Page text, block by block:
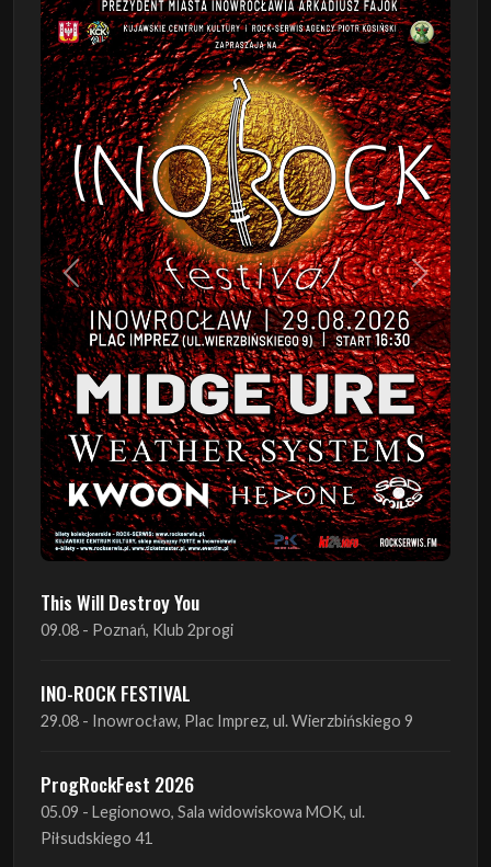
Poprzedni Następny
This Will Destroy You
09.08 - Poznań, Klub 2progi
INO-ROCK FESTIVAL
29.08 - Inowrocław, Plac Imprez, ul. Wierzbińskiego 9
ProgRockFest 2026
05.09 - Legionowo, Sala widowiskowa MOK, ul.
Piłsudskiego 41